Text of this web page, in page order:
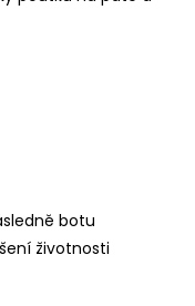
botu
životnosti